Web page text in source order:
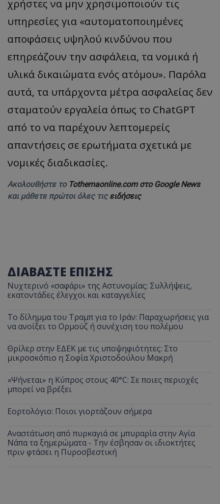
χρήστες να μην χρησιμοποιούν τις
υπηρεσίες για «αυτοματοποιημένες
αποφάσεις υψηλού κινδύνου που
επηρεάζουν την ασφάλεια, τα νομικά ή
υλικά δικαιώματα ενός ατόμου». Παρόλα
αυτά, τα υπάρχοντα μέτρα ασφαλείας δεν
σταματούν εργαλεία όπως το ChatGPT
από το να παρέχουν λεπτομερείς
απαντήσεις σε ερωτήματα σχετικά με
νομικές διαδικασίες.
Ακολουθήστε το Tothemaonline.com στο Google News
και μάθετε πρώτοι όλες τις ειδήσεις
ΔΙΑΒΑΣΤΕ ΕΠΙΣΗΣ
Νυχτερινό «σαφάρι» της Αστυνομίας: Συλλήψεις,
εκατοντάδες έλεγχοι και καταγγελίες
Το δίλημμα του Τραμπ για το Ιράν: Παραχωρήσεις για
να ανοίξει το Ορμούζ ή συνέχιση του πολέμου
Θρίλερ στην ΕΔΕΚ με τις υποψηφιότητες: Στο
μικροσκόπιο η Σοφία Χριστοδούλου Μακρή
«Ψήνεται» η Κύπρος στους 40°C: Σε ποιες περιοχές
μπορεί να βρέξει
Εορτολόγιο: Ποιοι γιορτάζουν σήμερα
Αναστάτωση από πυρκαγιά σε μπυραρία στην Αγία
Νάπα τα ξημερώματα - Την έσβησαν οι ιδιοκτήτες
πριν φτάσει η Πυροσβεστική